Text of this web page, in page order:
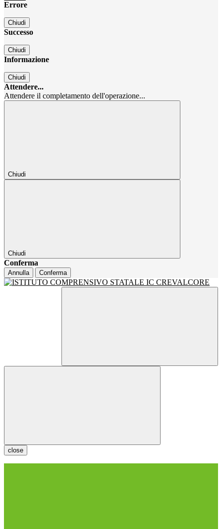
Errore
Chiudi
Successo
Chiudi
Informazione
Chiudi
Attendere...
Attendere il completamento dell'operazione...
Chiudi
Chiudi
Conferma
Annulla Conferma
close